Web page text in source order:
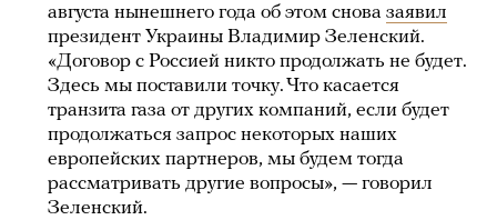
августа нынешнего года об этом снова заявил
президент Украины Владимир Зеленский.
«Договор с Россией никто продолжать не будет.
Здесь мы поставили точку. Что касается
транзита газа от других компаний, если будет
продолжаться запрос некоторых наших
европейских партнеров, мы будем тогда
рассматривать другие вопросы», — говорил
Зеленский.